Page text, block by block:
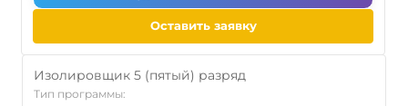
Оставить заявку
Изолировщик 5 (пятый) разряд
Тип программы: